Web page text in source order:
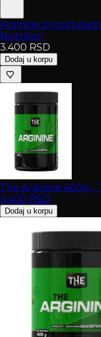
Arginine
Nutrition
3.400 RSD
Dodaj u korpu
The Arginine 400g -
3.400 RSD
Dodaj u korpu